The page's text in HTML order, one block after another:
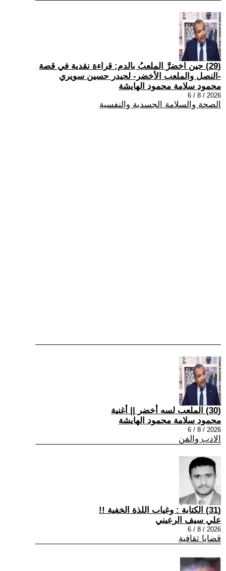
(29) حين اخضرَّ الملعبُ بالدم: قراءة نقدية في قصة
-النصل والملعب الأخضر- لحيدر حسين سويري
محمود سلامة محمود الهايشة
2026 / 8 / 6
الصحة والسلامة الجسدية والنفسية
(30) الملعب لسه أخضر || أغنية
محمود سلامة محمود الهايشة
2026 / 8 / 6
الادب والفن
(31) الكتابة : وغياب اللذة الخفية !!
علي سيف الرعيني
2026 / 8 / 6
قضايا ثقافية